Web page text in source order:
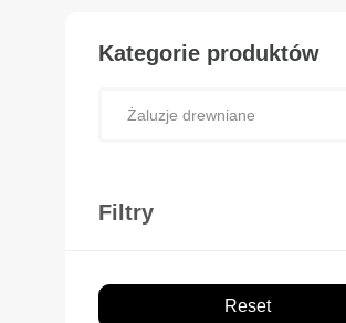
Kategorie produktów
Żaluzje drewniane
Filtry
Reset